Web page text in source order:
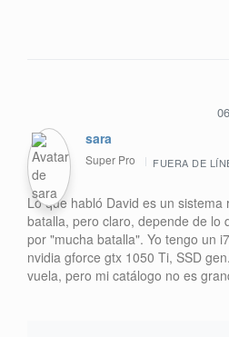
sara
Super Pro FUERA DE
Lo que habló David es un sistema
batalla, pero claro, depende de lo
por "mucha batalla". Yo tengo un
nvidia gforce gtx 1050 Ti, SSD
vuela, pero mi catálogo no es